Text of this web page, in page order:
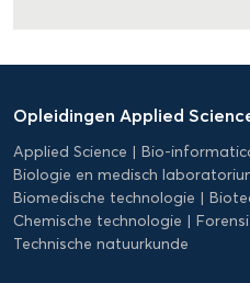
Applied
Science
Opleidingen Applied
Applied Science
Bio-
Biologie en medisch
Biomedische technologie
Chemische technologie
Technische natuurkunde